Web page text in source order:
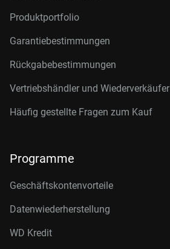
Produktportfolio
Garantiebestimmungen
Rückgabebestimmungen
Vertriebshändler und Wiederverkäufer
Häufig gestellte Fragen zum Kauf
Programme
Geschäftskontenvorteile
Datenwiederherstellung
WD Kredit